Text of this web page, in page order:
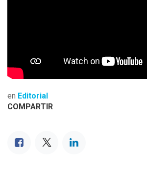
en Editorial
COMPARTIR